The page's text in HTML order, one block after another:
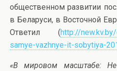
общественном развитии
в Беларуси, в Восточной
Ответил (http://
samye-vazhnye-it-sobytiya-
«В мировом масштабе: